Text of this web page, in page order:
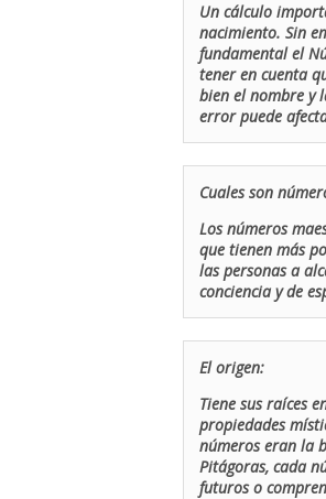
Un cálculo
nacimiento. Sin
fundamental el
tener en cuenta
bien el nombre y
error puede
Cuales son
Los números
que tienen más
las personas a
conciencia y de
El origen:
Tiene sus raíces
propiedades
números eran la
Pitágoras, cada
futuros o